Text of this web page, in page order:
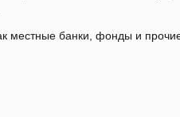
местные банки, фонды и